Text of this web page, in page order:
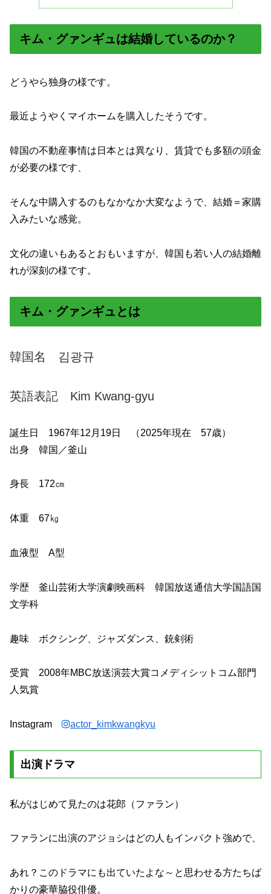
キム・グァンギュは結婚しているのか？
どうやら独身の様です。
最近ようやくマイホームを購入したそうです。
韓国の不動産事情は日本とは異なり、賃貸でも多額の頭金
が必要の様です、
そんな中購入するのもなかなか大変なようで、結婚＝家購
入みたいな感覚。
文化の違いもあるとおもいますが、韓国も若い人の結婚離
れが深刻の様です。
キム・グァンギュとは
韓国名 김광규
英語表記 Kim Kwang-gyu
誕生日 1967年12月19日 （2025年現在 57歳）
出身 韓国／釜山
身長 172㎝
体重 67㎏
血液型 A型
学歴 釜山芸術大学演劇映画科 韓国放送通信大学国語国
文学科
趣味 ボクシング、ジャズダンス、銃剣術
受賞 2008年MBC放送演芸大賞コメディシットコム部門
人気賞
Instagram actor_kimkwangkyu
出演ドラマ
私がはじめて見たのは花郎（ファラン）
ファランに出演のアジョシはどの人もインパクト強めで、
あれ？このドラマにも出ていたよな～と思わせる方たちば
かりの豪華脇役俳優。